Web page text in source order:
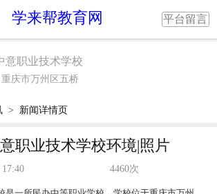
学来帮教育网 平台留言
意职业技术学校
庆市万州区五桥
> 新闻详情页
职业技术学校环境|照片
4460次